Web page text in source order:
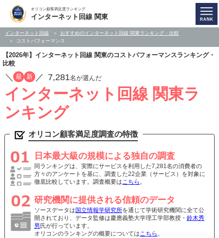
オリコン顧客満足度ランキング
インターネット回線 関東
インターネット回線
おすすめのインターネット回線 関東ランキング・比較
コストパフォーマンス
【2026年】インターネット回線 関東のコストパフォーマンスランキング・
比較
／ 最 新 ／ 7,281名が選んだ
インターネット回線 関東ラ
ンキング
オリコン顧客満足度調査の特徴
日本最大級の規模による独自の調査
同ランキングは、実際にサービスを利用した7,281名の消費者の
方々のアンケートを基に、調査した22企業（サービス）を対象に
徹底比較しています。調査概要はこちら 。
研究機関に提供される信頼のデータ
ソースデータは 国立情報学研究所を通じて学術研究機関に全て公
開されており、データ監修は慶應義塾大学理工学部教授・ 鈴木秀
男 氏が行っています。
オリコンのランキングの概要についてはこちら 。